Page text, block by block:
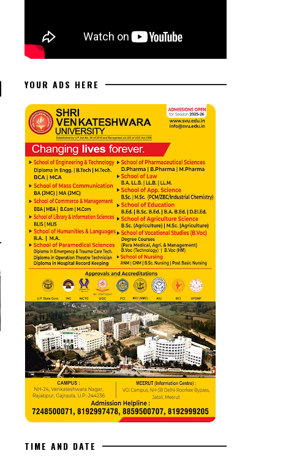
YOUR ADS HERE
TIME AND DATE